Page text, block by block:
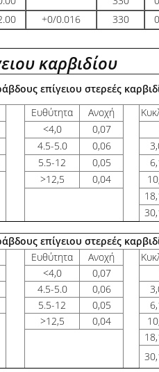
+0/0.016 330
καρβιδίου
επίγειου στερεές
Ευθύτητα Ανοχή
<4,0 0,07
4.5-5.0 0,06
5.5-12 0,05
>12,5 0,04
επίγειου στερεές
Ευθύτητα Ανοχή
<4,0 0,07
4.5-5.0 0,06
5.5-12 0,05
>12,5 0,04